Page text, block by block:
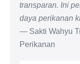
transparan. Ini
daya perikanan
— Sakti Wahyu
Perikanan